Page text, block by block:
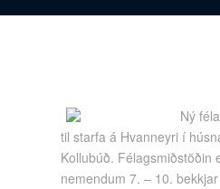
Ný
til starfa á Hvanneyri í
Kollubúð. Félagsmiðstöðin
nemendum 7. – 10.